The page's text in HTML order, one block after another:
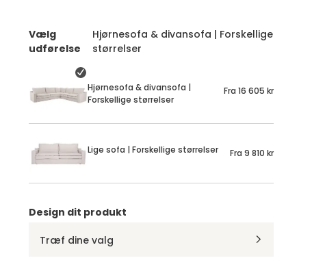
Vælg
udførelse
Hjørnesofa & divansofa | Forskellige
størrelser
Hjørnesofa & divansofa |
Forskellige størrelser
Fra 16 605 kr
Lige sofa | Forskellige størrelser Fra 9 810 kr
Design dit produkt
Træf dine valg